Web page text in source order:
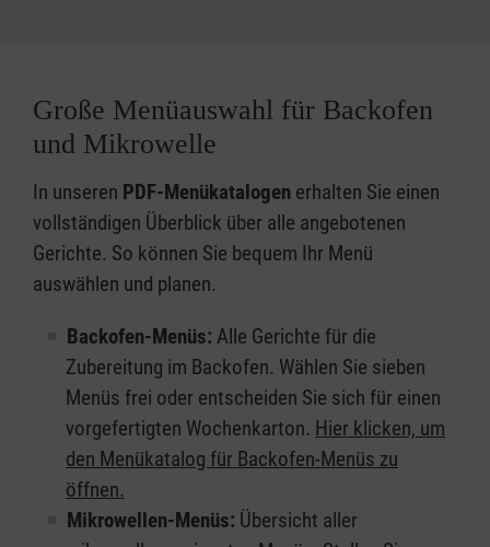
Große Menüauswahl für Backofen
und Mikrowelle
In unseren PDF-Menükatalogen erhalten Sie einen
vollständigen Überblick über alle angebotenen
Gerichte. So können Sie bequem Ihr Menü
auswählen und planen.
Backofen-Menüs: Alle Gerichte für die
Zubereitung im Backofen. Wählen Sie sieben
Menüs frei oder entscheiden Sie sich für einen
vorgefertigten Wochenkarton. Hier klicken, um
den Menükatalog für Backofen-Menüs zu
öffnen.
Mikrowellen-Menüs: Übersicht aller